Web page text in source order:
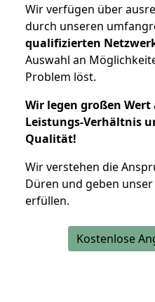
Wir verfügen über
durch unseren
qualifizierten
Auswahl an
Problem löst.
Wir legen großen
Leistungs-Verhältnis
Qualität!
Wir verstehen die
Düren und geben unser
erfüllen.
Kostenlose